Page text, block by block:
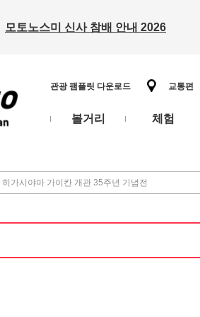
모토노스미 신사 참배 안내 2026
관광 팸플릿 다운로드 교통편
볼거리 체험
히가시야마 가이칸 개관 35주년 기념전